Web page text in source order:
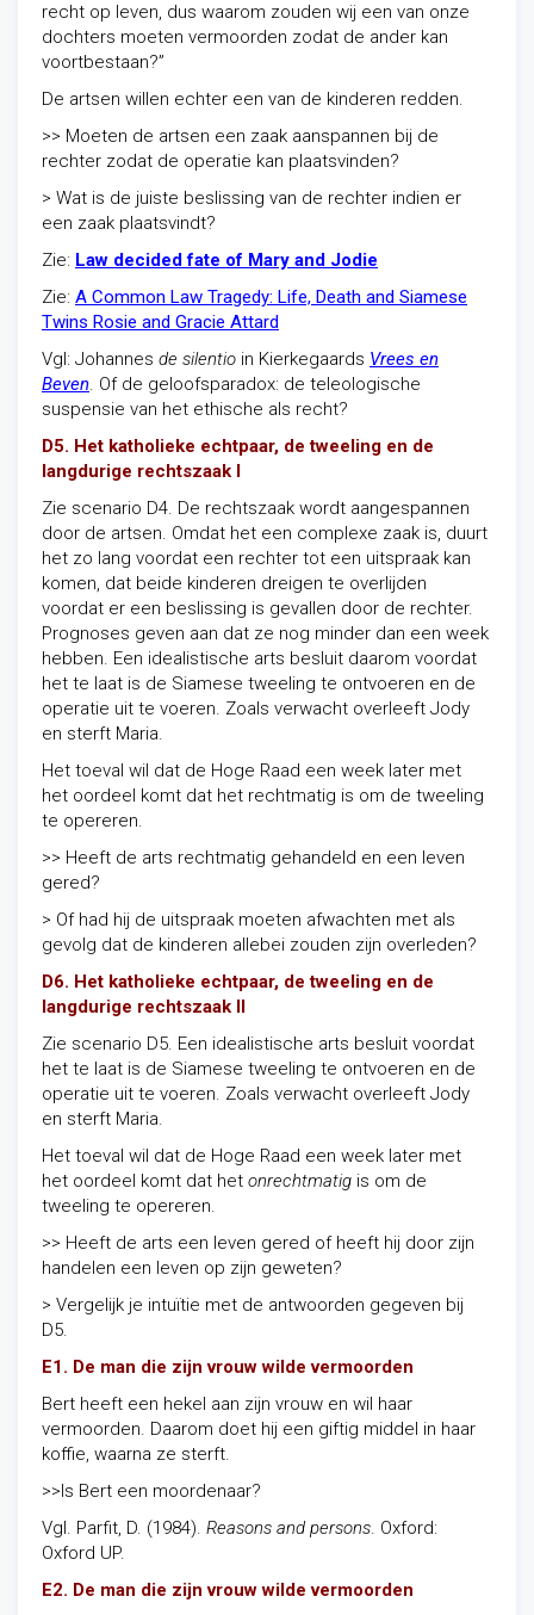
recht op leven, dus waarom zouden wij een van onze
dochters moeten vermoorden zodat de ander kan
voortbestaan?”
De artsen willen echter een van de kinderen redden.
>> Moeten de artsen een zaak aanspannen bij de
rechter zodat de operatie kan plaatsvinden?
> Wat is de juiste beslissing van de rechter indien er
een zaak plaatsvindt?
Zie: Law decided fate of Mary and Jodie
Zie: A Common Law Tragedy: Life, Death and Siamese
Twins Rosie and Gracie Attard
Vgl: Johannes de silentio in Kierkegaards Vrees en
Beven. Of de geloofsparadox: de teleologische
suspensie van het ethische als recht?
D5. Het katholieke echtpaar, de tweeling en de
langdurige rechtszaak I
Zie scenario D4. De rechtszaak wordt aangespannen
door de artsen. Omdat het een complexe zaak is, duurt
het zo lang voordat een rechter tot een uitspraak kan
komen, dat beide kinderen dreigen te overlijden
voordat er een beslissing is gevallen door de rechter.
Prognoses geven aan dat ze nog minder dan een week
hebben. Een idealistische arts besluit daarom voordat
het te laat is de Siamese tweeling te ontvoeren en de
operatie uit te voeren. Zoals verwacht overleeft Jody
en sterft Maria.
Het toeval wil dat de Hoge Raad een week later met
het oordeel komt dat het rechtmatig is om de tweeling
te opereren.
>> Heeft de arts rechtmatig gehandeld en een leven
gered?
> Of had hij de uitspraak moeten afwachten met als
gevolg dat de kinderen allebei zouden zijn overleden?
D6. Het katholieke echtpaar, de tweeling en de
langdurige rechtszaak II
Zie scenario D5. Een idealistische arts besluit voordat
het te laat is de Siamese tweeling te ontvoeren en de
operatie uit te voeren. Zoals verwacht overleeft Jody
en sterft Maria.
Het toeval wil dat de Hoge Raad een week later met
het oordeel komt dat het onrechtmatig is om de
tweeling te opereren.
>> Heeft de arts een leven gered of heeft hij door zijn
handelen een leven op zijn geweten?
> Vergelijk je intuïtie met de antwoorden gegeven bij
D5.
E1. De man die zijn vrouw wilde vermoorden
Bert heeft een hekel aan zijn vrouw en wil haar
vermoorden. Daarom doet hij een giftig middel in haar
koffie, waarna ze sterft.
>>Is Bert een moordenaar?
Vgl. Parfit, D. (1984). Reasons and persons. Oxford:
Oxford UP.
E2. De man die zijn vrouw wilde vermoorden